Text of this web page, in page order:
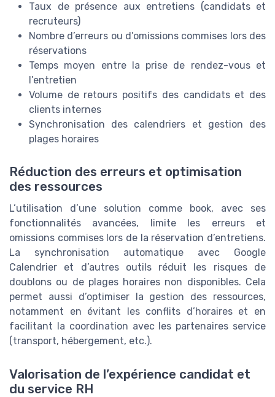
Taux de présence aux entretiens (candidats et
recruteurs)
Nombre d’erreurs ou d’omissions commises lors des
réservations
Temps moyen entre la prise de rendez-vous et
l’entretien
Volume de retours positifs des candidats et des
clients internes
Synchronisation des calendriers et gestion des
plages horaires
Réduction des erreurs et optimisation
des ressources
L’utilisation d’une solution comme book, avec ses
fonctionnalités avancées, limite les erreurs et
omissions commises lors de la réservation d’entretiens.
La synchronisation automatique avec Google
Calendrier et d’autres outils réduit les risques de
doublons ou de plages horaires non disponibles. Cela
permet aussi d’optimiser la gestion des ressources,
notamment en évitant les conflits d’horaires et en
facilitant la coordination avec les partenaires service
(transport, hébergement, etc.).
Valorisation de l’expérience candidat et
du service RH